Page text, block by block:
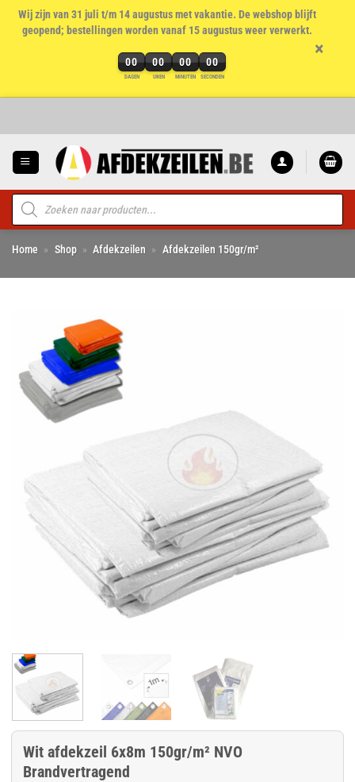
Wij zijn van 31 juli t/m 14 augustus met vakantie. De webshop blijft
geopend; bestellingen worden vanaf 15 augustus weer verwerkt.
00
DAGEN
00
UREN
00
MINUTEN
00
SECONDEN
×
Producten
zoeken
Home » Shop » Afdekzeilen » Afdekzeilen 150gr/m²
Wit afdekzeil 6x8m 150gr/m² NVO
Brandvertragend